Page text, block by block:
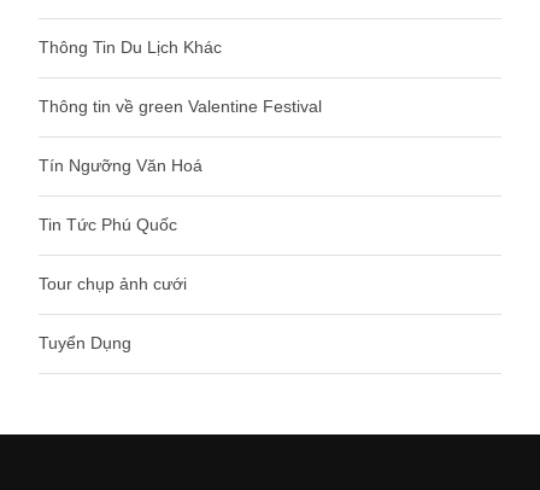
Thông Tin Du Lịch Khác
Thông tin về green Valentine Festival
Tín Ngưỡng Văn Hoá
Tin Tức Phú Quốc
Tour chụp ảnh cưới
Tuyển Dụng